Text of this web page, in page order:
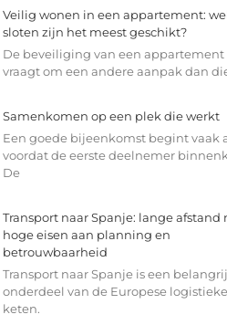
Veilig wonen in een appartement:
sloten zijn het meest geschikt?
De beveiliging van een appartement
vraagt om een andere aanpak dan
Samenkomen op een plek die werkt
Een goede bijeenkomst begint vaak
voordat de eerste deelnemer
De
Transport naar Spanje: lange afstand
hoge eisen aan planning en
betrouwbaarheid
Transport naar Spanje is een
onderdeel van de Europese logistieke
keten.